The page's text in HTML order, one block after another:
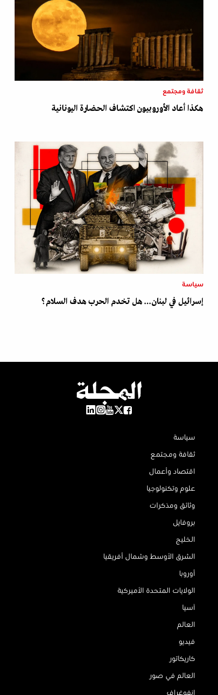
ثقافة ومجتمع
هكذا أعاد الأوروبيون اكتشاف الحضارة اليونانية
سياسة
إسرائيل في لبنان... هل تخدم الحرب هدف السلام؟
سياسة
ثقافة ومجتمع
اقتصاد وأعمال
علوم وتكنولوجيا
وثائق ومذكرات
بروفايل
الخليج
الشرق الأوسط وشمال أفريقيا
أوروبا
الولايات المتحدة الأميركية
آسيا
العالم
فيديو
كاريكاتور
العالم في صور
إنفوغراف